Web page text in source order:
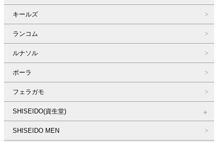
キールズ
ランコム
ルナソル
ポーラ
フェラガモ
SHISEIDO(資生堂)
SHISEIDO MEN